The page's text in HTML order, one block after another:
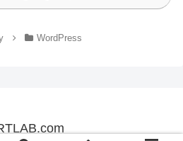
WordPress